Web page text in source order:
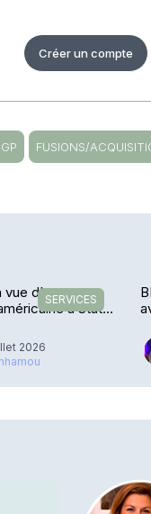
Créer un compte
FUSIONS/
SERVICES
d’une
à State
2026